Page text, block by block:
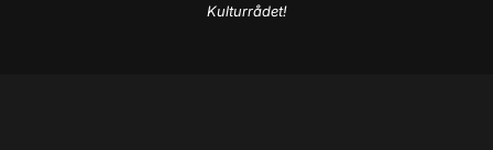
Kulturrådet!